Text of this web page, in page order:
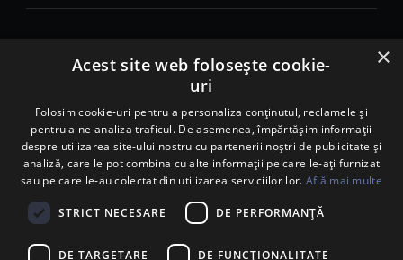
© 2026. Porsche Inter Auto Romania. Toate drepturile rezervate.
Porsche Inter Auto Romania SRL
RO22188461 J2007002067233
B-dul Pipera, nr. 2, Sala 1, Etaj 2, Voluntari, jud.Ilfov - sediu
social
B-dul Pipera, nr. 1/X, Centrul Porsche București – PCB,
Voluntari, jud. Ilfov – punct de lucru
Calea Lugojului, nr. 136, loc. Ghiroda, jud. Timiș – punct de
×
Acest site web folosește cookie-
uri
Folosim cookie-uri pentru a personaliza conținutul, reclamele și
pentru a ne analiza traficul. De asemenea, împărtășim informații
despre utilizarea site-ului nostru cu partenerii noștri de publicitate și
analiză, care le pot combina cu alte informații pe care le-ați furnizat
sau pe care le-au colectat din utilizarea serviciilor lor. Află mai multe
STRICT NECESARE DE PERFORMANȚĂ
DE TARGETARE DE FUNCŢIONALITATE